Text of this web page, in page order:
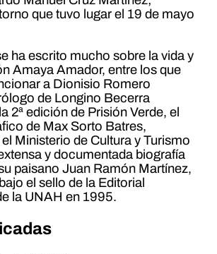
que tuvo lugar el 19 de mayo
ha escrito mucho sobre la vida y
Amaya Amador, entre los que
a Dionisio Romero
de Longino Becerra
2ª edición de Prisión Verde, el
de Max Sorto Batres,
Ministerio de Cultura y Turismo
y documentada biografía
paisano Juan Ramón Martínez,
el sello de la Editorial
la UNAH en 1995.